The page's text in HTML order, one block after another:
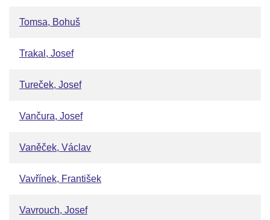
Tomsa, Bohuš
Trakal, Josef
Tureček, Josef
Vančura, Josef
Vaněček, Václav
Vavřínek, František
Vavrouch, Josef